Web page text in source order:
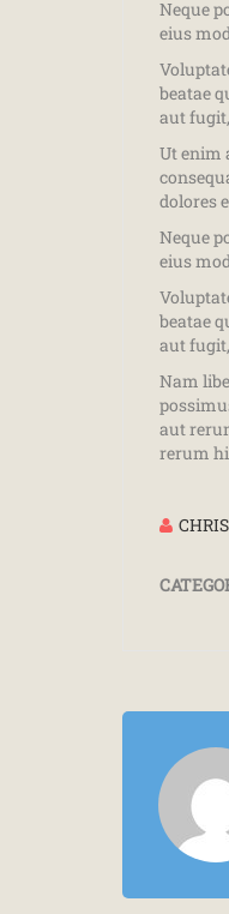
Neque
eius
beatae
aut
Ut enim
dolores
Neque
eius
beatae
aut
Nam
aut
rerum